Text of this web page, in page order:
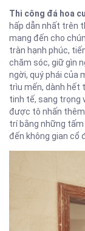
Thi công đá hoa
hấp dẫn nhất trên
mang đến cho
tràn hạnh phúc,
chăm sóc, giữ gìn
ngời, quý phái của
trìu mến, dành hết
tinh tế, sang trọng
được tô nhấn
trí bằng những
đến không gian cổ